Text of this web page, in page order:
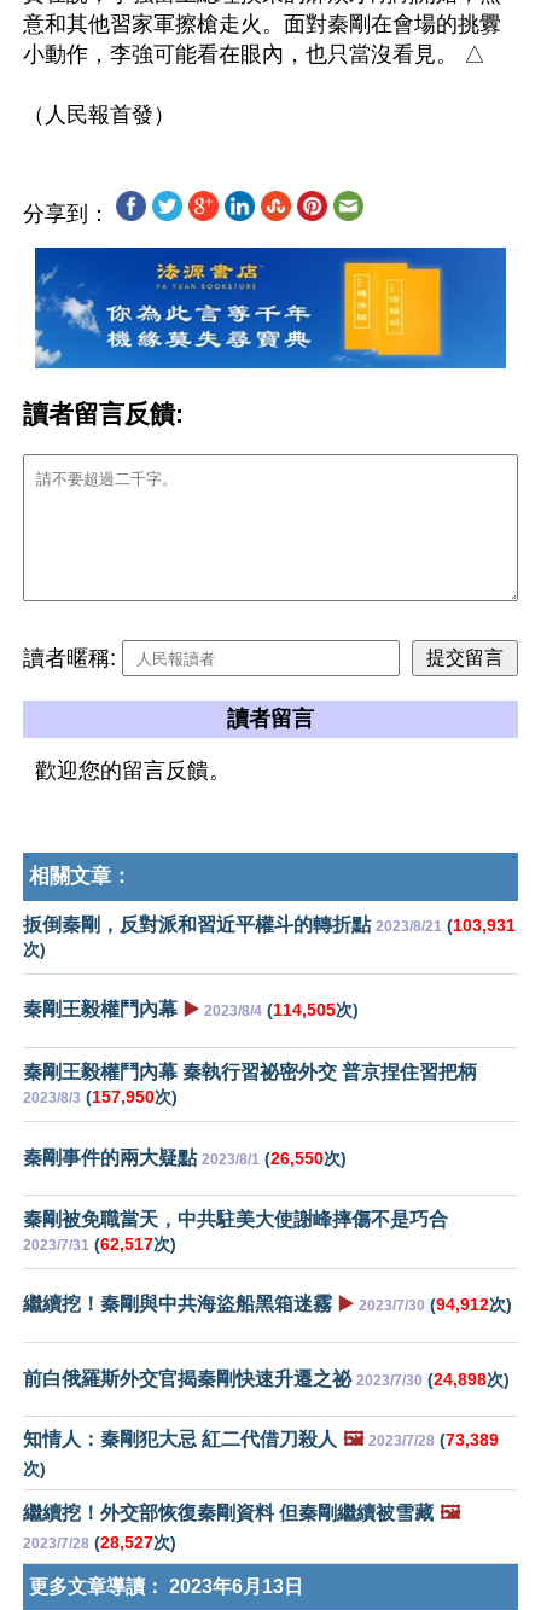
意和其他習家軍擦槍走火。面對秦剛在會場的挑釁
小動作，李強可能看在眼內，也只當沒看見。 △
分享到：
讀者留言反饋:
讀者暱稱:
讀者留言
歡迎您的留言反饋。
相關文章：
扳倒秦剛，反對派和習近平權斗的轉折點 2023/8/21 (103,931
次)
秦剛王毅權鬥內幕 ▶️ 2023/8/4 (114,505次)
秦剛王毅權鬥內幕 秦執行習祕密外交 普京捏住習把柄
2023/8/3 (157,950次)
秦剛事件的兩大疑點 2023/8/1 (26,550次)
秦剛被免職當天，中共駐美大使謝峰摔傷不是巧合
2023/7/31 (62,517次)
繼續挖！秦剛與中共海盜船黑箱迷霧 ▶️ 2023/7/30 (94,912次)
前白俄羅斯外交官揭秦剛快速升遷之祕 2023/7/30 (24,898次)
知情人：秦剛犯大忌 紅二代借刀殺人 🖼️ 2023/7/28 (73,389
次)
繼續挖！外交部恢復秦剛資料 但秦剛繼續被雪藏 🖼️
2023/7/28 (28,527次)
更多文章導讀： 2023年6月13日